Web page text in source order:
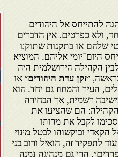
להתייחס אל היהודים
ולא כפרטים. אין הדברים
שלהם או בתקנות שתוקנו
היום־יומי אליהם. המוציא
הקהילה הירושלמית היה
״זקן עדת היהודים״ או
העיר והמחוז גם יחד. הוא
רשמית, אך הבחירה
הם שהציעו את
לקבל את מרותו
וביקשוהו לבטל מינוי
לתפקיד זה, הואיל ורוב בני
הרי גם מנהיגה נמנה